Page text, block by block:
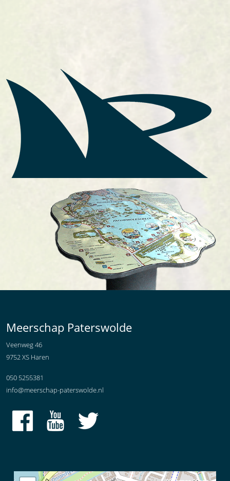
Meerschap Paterswolde
Veenweg 46
9752 XS Haren
050 5255381
info@meerschap-paterswolde.nl